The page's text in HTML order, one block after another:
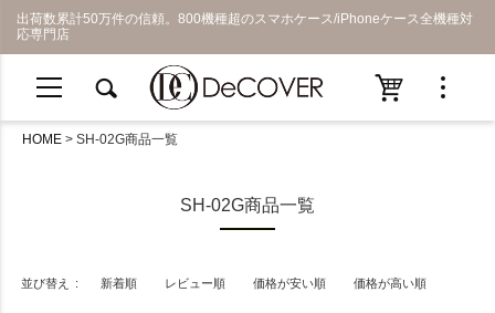
出荷数累計50万件の信頼。800機種超のスマホケース/iPhoneケース全機種対
応専門店
HOME SH-02G商品一覧
SH-02G商品一覧
並び替え 新着順 レビュー順 価格が安い順 価格が高い順